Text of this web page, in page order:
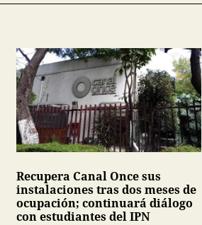
Recupera Canal Once sus
instalaciones tras dos meses de
ocupación; continuará diálogo
con estudiantes del IPN